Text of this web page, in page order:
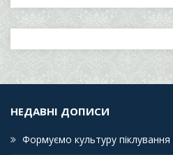
НЕДАВНІ ДОПИСИ
Формуємо культуру